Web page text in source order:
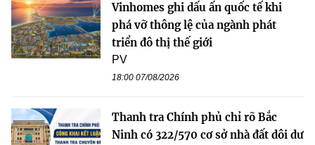
Vinhomes ghi dấu ấn quốc tế khi
phá vỡ thông lệ của ngành phát
triển đô thị thế giới
PV
18:00 07/08/2026
Thanh tra Chính phủ chỉ rõ Bắc
Ninh có 322/570 cơ sở nhà đất dôi dư